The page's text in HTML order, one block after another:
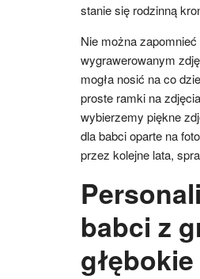
stanie się rodzinną
Nie można
wygrawerowanym
mogła nosić na co
proste ramki na
wybierzemy piękne
dla babci oparte na
przez kolejne lata,
babci z